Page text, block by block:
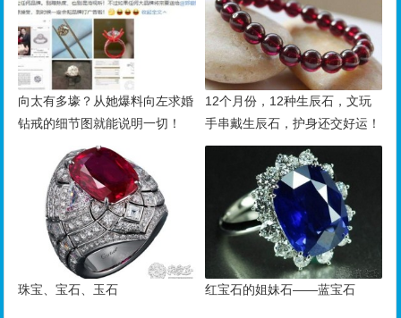
向太有多壕？从她爆料向左求婚
钻戒的细节图就能说明一切！
12个月份，12种生辰石，文玩
手串戴生辰石，护身还交好运！
珠宝、宝石、玉石 红宝石的姐妹石——蓝宝石